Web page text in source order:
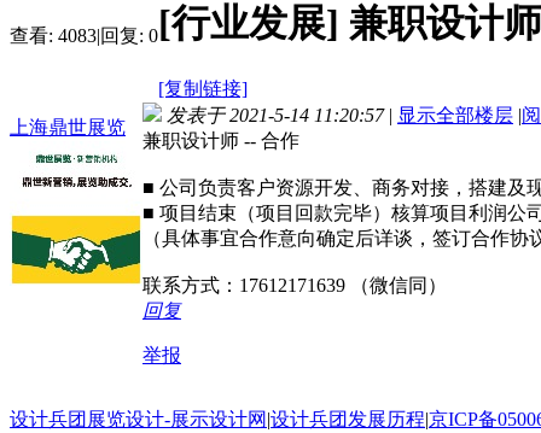
查看: 4083|回复: 0[行业发展] 兼职设计
[复制链接]
上海鼎世展览
发表于 2021-5-14 11:20:57 | 显示全部楼层 |
兼职设计师 -- 合作
■ 公司负责客户资源开发、商务对接，搭建及
■ 项目结束（项目回款完毕）核算项目利润公
（具体事宜合作意向确定后详谈，签订合作协
联系方式：17612171639 （微信同）
回复
举报
设计兵团展览设计-展示设计网 |设计兵团发展历程|京ICP备